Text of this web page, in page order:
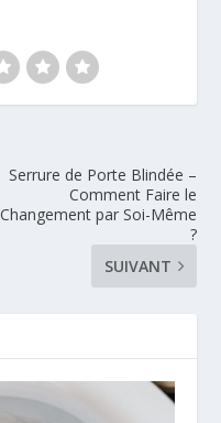
Serrure de Porte Blindée –
Comment Faire le
Changement par Soi-Même
?
SUIVANT